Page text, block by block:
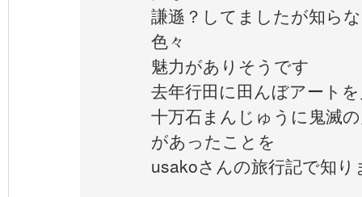
謙遜？してましたが知ら
色々
魅力がありそうです
去年行田に田んぼアート
十万石まんじゅうに鬼滅
があったことを
usakoさんの旅行記で知り